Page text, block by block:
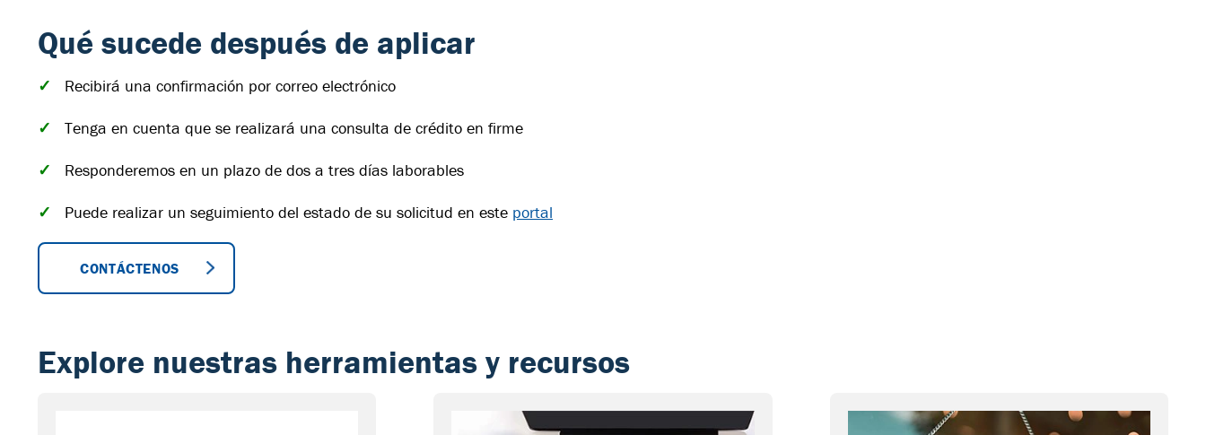
Qué sucede después de aplicar
✓ Recibirá una confirmación por correo electrónico
✓ Tenga en cuenta que se realizará una consulta de crédito en firme
✓ Responderemos en un plazo de dos a tres días laborables
✓ Puede realizar un seguimiento del estado de su solicitud en este portal
CONTÁCTENOS
Explore nuestras herramientas y recursos